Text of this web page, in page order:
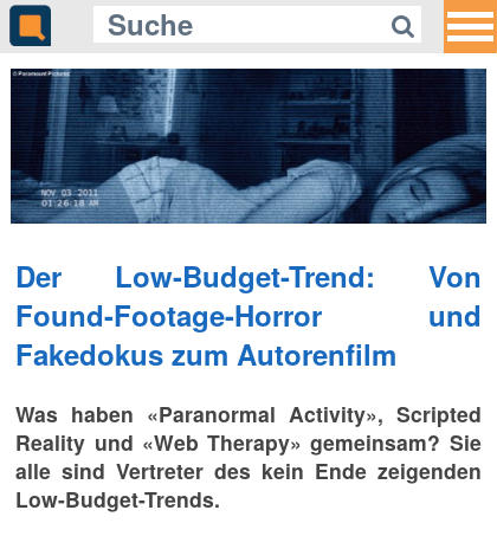
Der Low-Budget-Trend: Von
Found-Footage-Horror und
Fakedokus zum Autorenfilm
Was haben «Paranormal Activity», Scripted
Reality und «Web Therapy» gemeinsam? Sie
alle sind Vertreter des kein Ende zeigenden
Low-Budget-Trends.